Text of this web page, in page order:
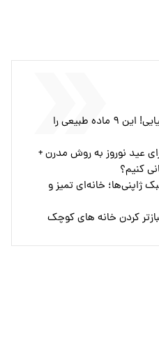
خانه تکانی بدون مواد شیمیایی! این ۹ ماده طبیعی را
عید نوروز به روش مدرن +
کنیم؟
عید ۱۴۰۴ به سبک ژاپنی‌ها؛ خانه‌ای تمیز و